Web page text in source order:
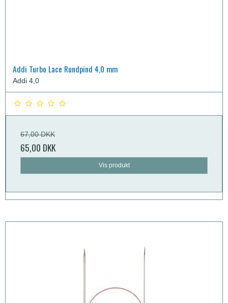
Addi Turbo Lace Rundpind 4,0 mm
Addi 4,0
67,00 DKK
65,00 DKK
Vis produkt